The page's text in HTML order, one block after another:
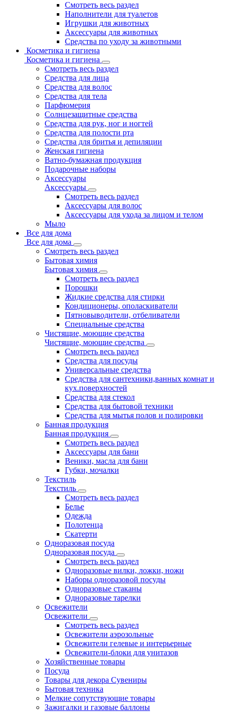
Смотреть весь раздел
Наполнители для туалетов
Игрушки для животных
Аксессуары для животных
Средства по уходу за животными
Косметика и гигиена
Косметика и гигиена
Смотреть весь раздел
Средства для лица
Средства для волос
Средства для тела
Парфюмерия
Солнцезащитные средства
Средства для рук, ног и ногтей
Средства для полости рта
Средства для бритья и депиляции
Женская гигиена
Ватно-бумажная продукция
Подарочные наборы
Аксессуары
Аксессуары
Смотреть весь раздел
Аксессуары для волос
Аксессуары для ухода за лицом и телом
Мыло
Все для дома
Все для дома
Смотреть весь раздел
Бытовая химия
Бытовая химия
Смотреть весь раздел
Порошки
Жидкие средства для стирки
Кондиционеры, ополаскиватели
Пятновыводители, отбеливатели
Специальные средства
Чистящие, моющие средства
Чистящие, моющие средства
Смотреть весь раздел
Средства для посуды
Универсальные средства
Средства для сантехники,ванных комнат и
кух.поверхностей
Средства для стекол
Средства для бытовой техники
Средства для мытья полов и полировки
Банная продукция
Банная продукция
Смотреть весь раздел
Аксессуары для бани
Веники, масла для бани
Губки, мочалки
Текстиль
Текстиль
Смотреть весь раздел
Белье
Одежда
Полотенца
Скатерти
Одноразовая посуда
Одноразовая посуда
Смотреть весь раздел
Одноразовые вилки, ложки, ножи
Наборы одноразовой посуды
Одноразовые стаканы
Одноразовые тарелки
Освежители
Освежители
Смотреть весь раздел
Освежители аэрозольные
Освежители гелевые и интерьерные
Освежители-блоки для унитазов
Хозяйственные товары
Посуда
Товары для декора Сувениры
Бытовая техника
Мелкие сопутствующие товары
Зажигалки и газовые баллоны